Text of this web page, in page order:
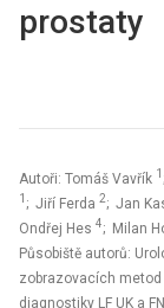
prostaty
Autoři: Tomáš Vavřík 1
1 ; Jiří Ferda 2; Jan
Ondřej Hes 4; Milan
Působiště autorů:
zobrazovacích metod
diagnostiky LF UK a